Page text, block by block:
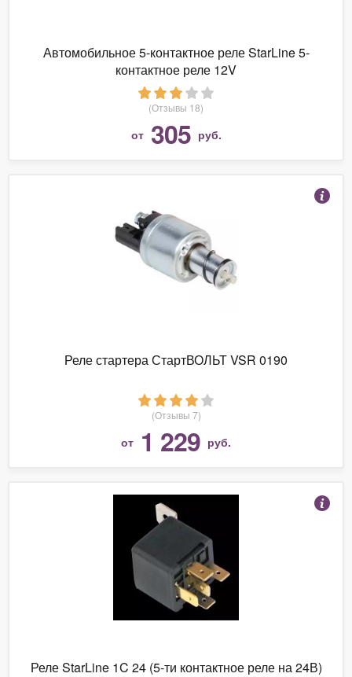
Автомобильное 5-контактное реле StarLine 5-
контактное реле 12V
(Отзывы 18)
от 305 руб.
Реле стартера СтартВОЛЬТ VSR 0190
(Отзывы 7)
от 1 229 руб.
Реле StarLine 1C 24 (5-ти контактное реле на 24В)